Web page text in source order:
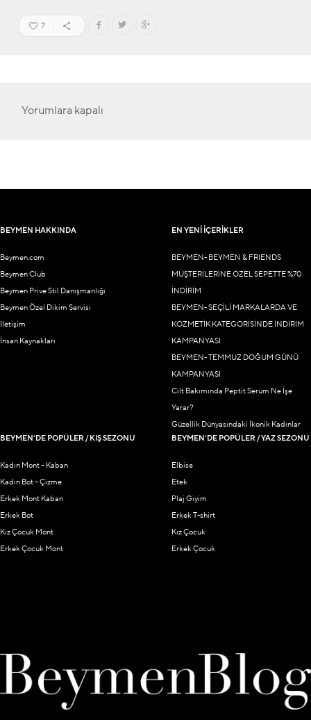
7
Yorumlara kapalı
BEYMEN HAKKINDA
Beymen.com
Beymen Club
Beymen Prive Stil Danışmanlığı
Beymen Özel Dikim Servisi
İletişim
İnsan Kaynakları
EN YENİ İÇERİKLER
BEYMEN- BEYMEN & FRIENDS
MÜŞTERİLERİNE ÖZEL SEPETTE %70
İNDİRİM
BEYMEN- SEÇİLİ MARKALARDA VE
KOZMETİK KATEGORİSİNDE İNDİRİM
KAMPANYASI
BEYMEN- TEMMUZ DOĞUM GÜNÜ
KAMPANYASI
Cilt Bakımında Peptit Serum Ne İşe
Yarar?
Güzellik Dünyasındaki İkonik Kadınlar
BEYMEN’DE POPÜLER / KIŞ SEZONU
Kadın Mont – Kaban
Kadın Bot – Çizme
Erkek Mont Kaban
Erkek Bot
Kız Çocuk Mont
Erkek Çocuk Mont
BEYMEN’DE POPÜLER / YAZ SEZONU
Elbise
Etek
Plaj Giyim
Erkek T-shirt
Kız Çocuk
Erkek Çocuk